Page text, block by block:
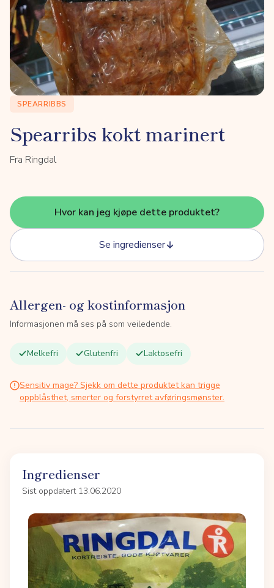
SPEARRIBBS
Spearribs kokt marinert
Fra Ringdal
Hvor kan jeg kjøpe dette produktet?
Se ingredienser
Allergen- og kostinformasjon
Informasjonen må ses på som veiledende.
Melkefri Glutenfri Laktosefri
Sensitiv mage? Sjekk om dette produktet kan trigge
oppblåsthet, smerter og forstyrret avføringsmønster.
Ingredienser
Sist oppdatert 13.06.2020